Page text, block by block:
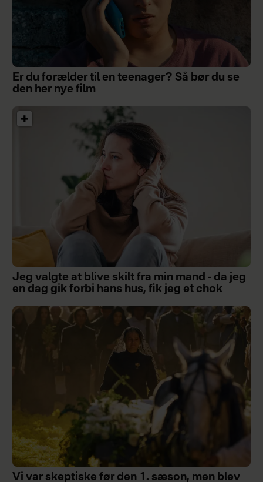
Er du forælder til en teenager? Så bør du se
den her nye film
Jeg valgte at blive skilt fra min mand - da jeg
en dag gik forbi hans hus, fik jeg et chok
Vi var skeptiske før den 1. sæson, men blev